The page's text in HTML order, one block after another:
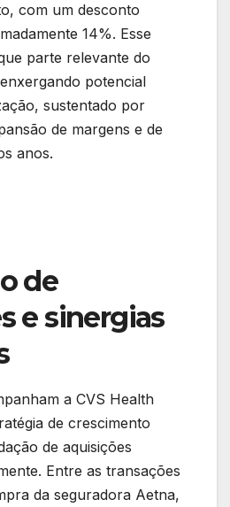
com um desconto
14%. Esse
parte relevante do
potencial
sustentado por
de margens e de
anos.
de
e sinergias
a CVS Health
de crescimento
de aquisições
Entre as transações
da seguradora Aetna,